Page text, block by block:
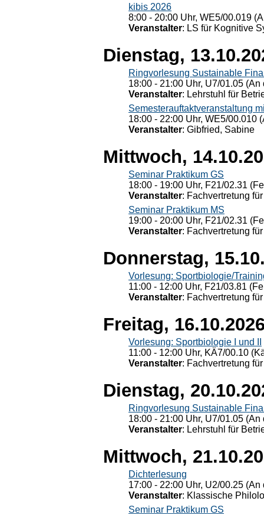
kibis 2026
8:00 - 20:00 Uhr, WE5/00.019
Veranstalter: LS für Kognitive
Dienstag,
Ringvorlesung Sustainable
18:00 - 21:00 Uhr, U7/01.05
Veranstalter: Lehrstuhl für
Semesterauftaktveranstaltung
18:00 - 22:00 Uhr, WE5/00.010
Veranstalter: Gibfried, Sabine
Mittwoch,
Seminar Praktikum GS
18:00 - 19:00 Uhr, F21/02.31
Veranstalter: Fachvertretung
Seminar Praktikum MS
19:00 - 20:00 Uhr, F21/02.31
Veranstalter: Fachvertretung
Donnerstag,
Vorlesung: Sportbiologie/
11:00 - 12:00 Uhr, F21/03.81
Veranstalter: Fachvertretung
Freitag,
Vorlesung: Sportbiologie I und II
11:00 - 12:00 Uhr, KÄ7/00.10
Veranstalter: Fachvertretung
Dienstag,
Ringvorlesung Sustainable
18:00 - 21:00 Uhr, U7/01.05
Veranstalter: Lehrstuhl für
Mittwoch,
Dichterlesung
17:00 - 22:00 Uhr, U2/00.25
Veranstalter: Klassische
Seminar Praktikum GS